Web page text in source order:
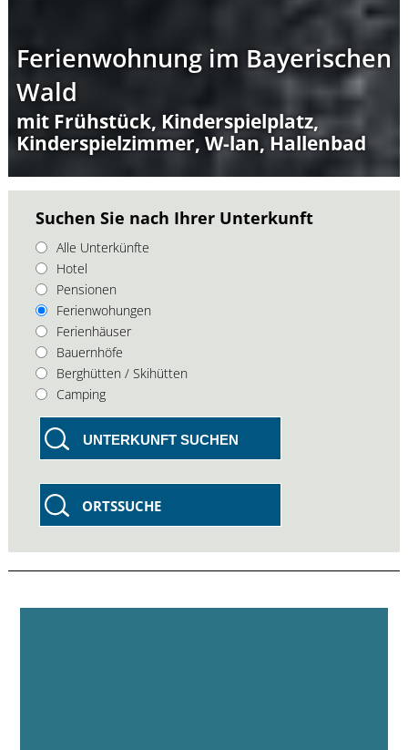
Ferienwohnung im Bayerischen
Wald
mit Frühstück, Kinderspielplatz,
Kinderspielzimmer, W-lan, Hallenbad
Suchen Sie nach Ihrer Unterkunft
Alle Unterkünfte
Hotel
Pensionen
Ferienwohungen
Ferienhäuser
Bauernhöfe
Berghütten / Skihütten
Camping
UNTERKUNFT SUCHEN
ORTSSUCHE